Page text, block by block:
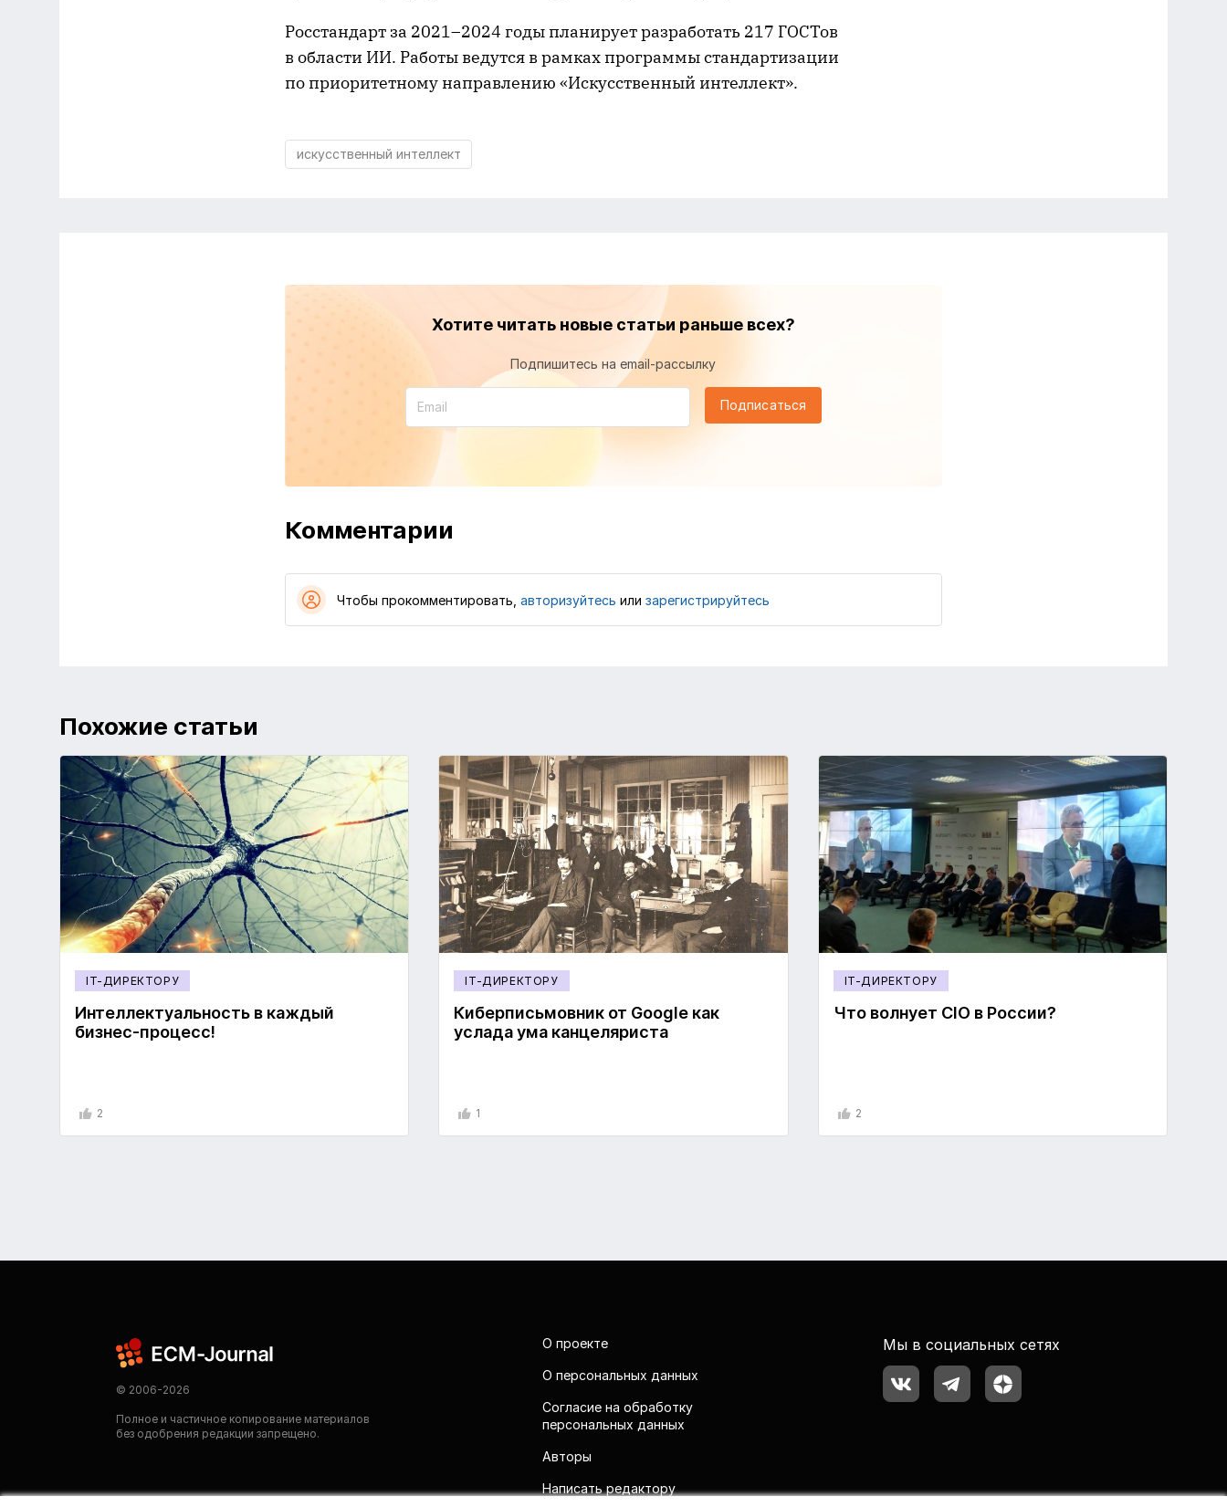
Росстандарт за 2021–2024 годы планирует разработать 217 ГОСТов
в области ИИ. Работы ведутся в рамках программы стандартизации
по приоритетному направлению «Искусственный интеллект».
искусственный интеллект
Хотите читать новые статьи раньше всех?
Подпишитесь на email-рассылку
Подписаться
Комментарии
Чтобы прокомментировать, авторизуйтесь или зарегистрируйтесь
Похожие статьи
IT-ДИРЕКТОРУ
Интеллектуальность в каждый
бизнес-процесс!
2
IT-ДИРЕКТОРУ
Киберписьмовник от Google как
услада ума канцеляриста
1
IT-ДИРЕКТОРУ
Что волнует CIO в России?
2
© 2006-2026
Полное и частичное копирование материалов
без одобрения редакции запрещено.
О проекте
О персональных данных
Согласие на обработку
персональных данных
Авторы
Написать редактору
Мы в социальных сетях